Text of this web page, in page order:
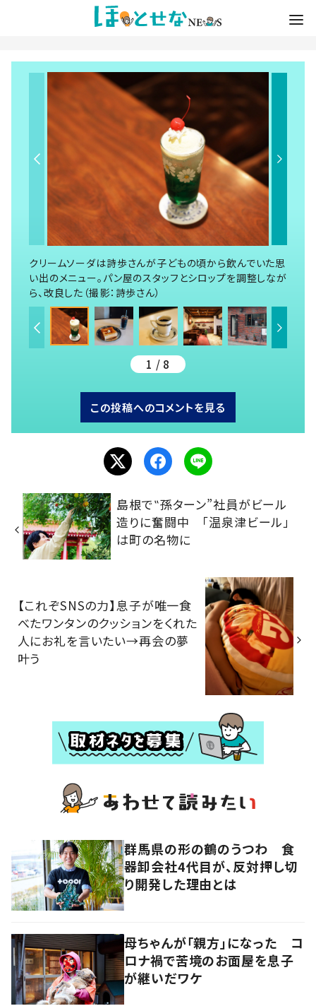
クリームソーダは詩歩さんが子どもの頃から飲んでいた思
い出のメニュー。パン屋のスタッフとシロップを調整しなが
ら、改良した（撮影：詩歩さん）
1 / 8
この投稿へのコメントを見る
島根で‟孫ターン”社員がビール
造りに奮闘中 「温泉津ビール」
は町の名物に
【これぞSNSの力】息子が唯一食
べたワンタンのクッションをくれた
人にお礼を言いたい→再会の夢
叶う
群馬県の形の鶴のうつわ 食
器卸会社4代目が、反対押し切
り開発した理由とは
母ちゃんが「親方」になった コ
ロナ禍で苦境のお面屋を息子
が継いだワケ